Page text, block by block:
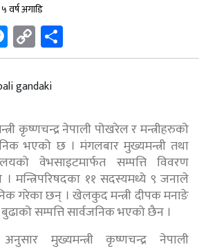
५ वर्ष अगाडि
Messenger
Copy
Link
कृष्णचन्द्र नेपाली पोखरेल र मन्त्रीहरुको
भएको छ । मंगलबार मुख्यमन्त्री तथा
वेभसाइटमार्फत सम्पत्ति विवरण
। मन्त्रिपरिषदका ११ सदस्यमध्ये ९ जनाले
गरेका छन् । खेलकुद मन्त्री दीपक मनाङे
बुढाको सम्पत्ति सार्वजनिक भएको छैन ।
मुख्यमन्त्री कृष्णचन्द्र नेपाली